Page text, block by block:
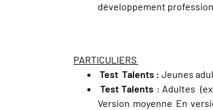
développement
PARTICULIERS
Test Talents : Jeunes
Test Talents : Adultes
Version moyenne En